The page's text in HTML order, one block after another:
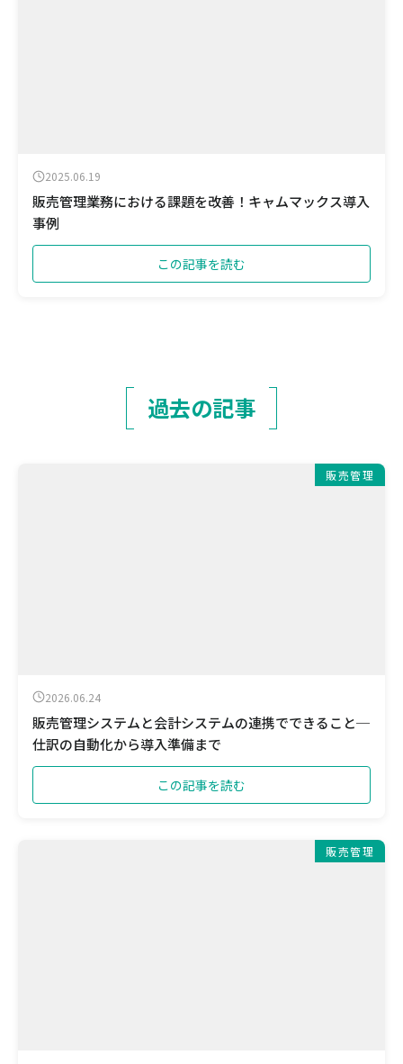
2025.06.19
販売管理業務における課題を改善！キャムマックス導入
事例
この記事を読む
過去の記事
販売管理
2026.06.24
販売管理システムと会計システムの連携でできること─
仕訳の自動化から導入準備まで
この記事を読む
販売管理